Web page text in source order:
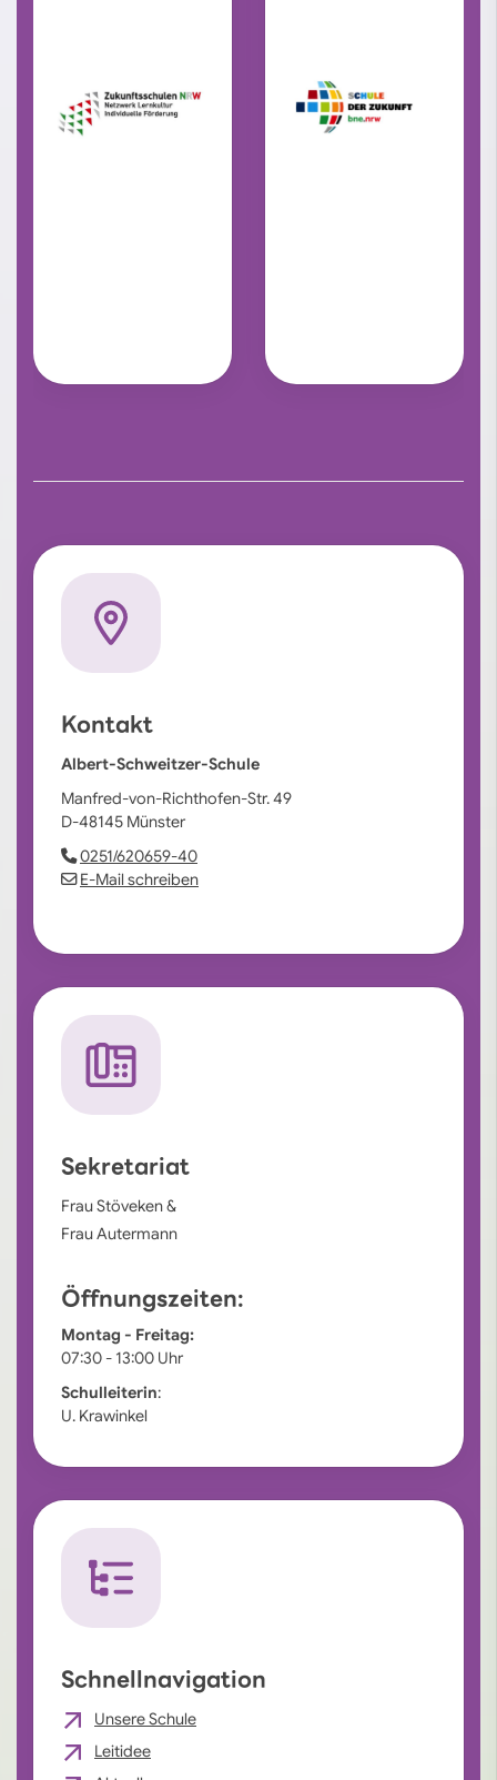
Kontakt
Albert-Schweitzer-Schule
Manfred-von-Richthofen-Str. 49
D-48145 Münster
0251/620659-40
E-Mail schreiben
Sekretariat
Frau Stöveken &
Frau Autermann
Öffnungszeiten:
Montag - Freitag:
07:30 - 13:00 Uhr
Schulleiterin:
U. Krawinkel
Schnellnavigation
Unsere Schule
Leitidee